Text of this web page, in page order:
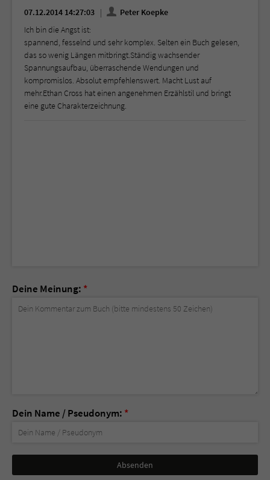
07.12.2014 14:27:03
Peter Koepke
Ich bin die Angst ist:
spannend, fesselnd und sehr komplex. Selten ein Buch gelesen,
das so wenig Längen mitbringt.Ständig wachsender
Spannungsaufbau, überraschende Wendungen und
kompromislos. Absolut empfehlenswert. Macht Lust auf
mehr.Ethan Cross hat einen angenehmen Erzählstil und bringt
eine gute Charakterzeichnung.
Deine Meinung: *
Dein Name / Pseudonym: *
Nicht
ausfüllen!